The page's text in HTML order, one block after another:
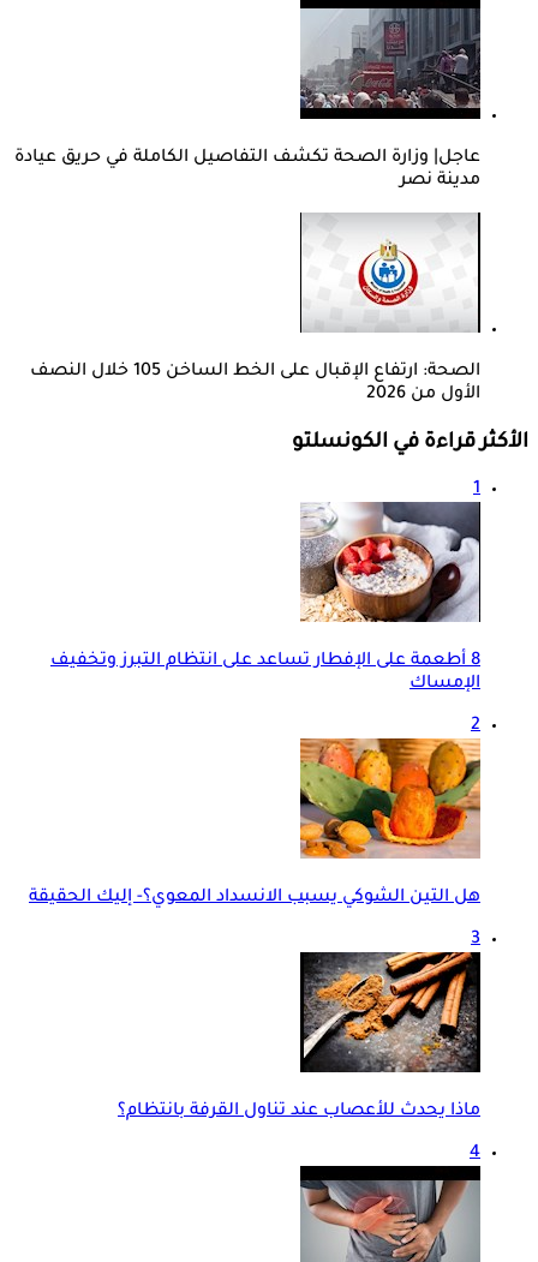
عاجل| وزارة الصحة تكشف التفاصيل الكاملة في حريق عيادة
مدينة نصر
الصحة: ارتفاع الإقبال على الخط الساخن 105 خلال النصف
الأول من 2026
الأكثر قراءة في الكونسلتو
1
8 أطعمة على الإفطار تساعد على انتظام التبرز وتخفيف
الإمساك
2
هل التين الشوكي يسبب الانسداد المعوي؟- إليك الحقيقة
3
ماذا يحدث للأعصاب عند تناول القرفة بانتظام؟
4